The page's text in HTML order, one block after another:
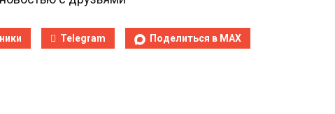
Telegram Поделиться в MAX